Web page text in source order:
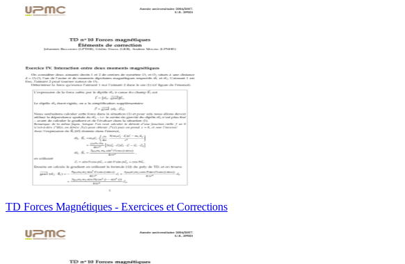
TD Forces Magnétiques - Exercices et Corrections